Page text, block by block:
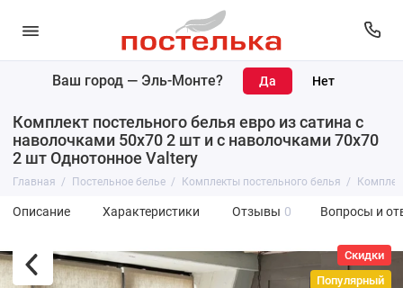
Ваш город — Эль-Монте?
Комплект постельного белья евро из сатина с
наволочками 50х70 2 шт и с наволочками 70х70
2 шт Однотонное Valtery
Главная Постельное белье Комплекты постельного белья
Описание Характеристики Отзывы 0 Вопросы и
Скидки
Популярный